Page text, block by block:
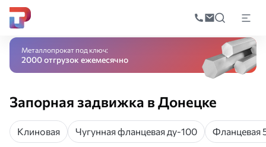
по
Главная Запорная арматура
Металлопрокат под ключ:
2000 отгрузок ежемесячно
Запорная задвижка в Донецке
Клиновая Чугунная фланцевая ду-100 Фланцевая